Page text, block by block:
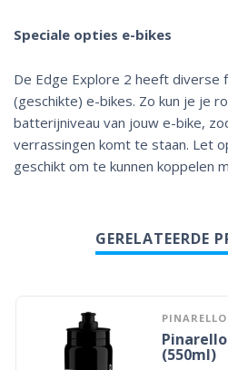
Speciale opties e-bikes
De Edge Explore 2 heeft diverse
(geschikte) e-bikes. Zo kun je je
batterijniveau van jouw e-bike,
verrassingen komt te staan. Let
geschikt om te kunnen koppelen
GERELATEERDE
PINARELLO
(550ml)